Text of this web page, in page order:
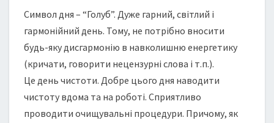
Символ дня – “Голуб”. Дуже гарний, світлий і
гармонійний день. Тому, не потрібно вносити
будь-яку дисгармонію в навколишню енергетику
(кричати, говорити нецензурні слова і т.п.).
Це день чистоти. Добре цього дня наводити
чистоту вдома та на роботі. Сприятливо
проводити очищувальні процедури. Причому, як